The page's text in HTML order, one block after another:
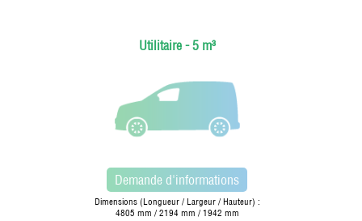
Utilitaire - 5 m³
Demande d'informations
Dimensions (Longueur / Largeur / Hauteur) :
4805 mm / 2194 mm / 1942 mm